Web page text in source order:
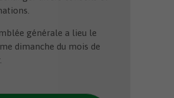
générale a lieu le
dimanche du mois de